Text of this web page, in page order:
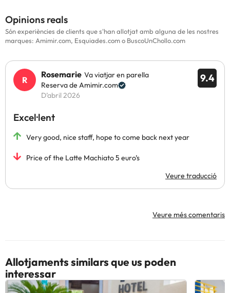
Opinions reals
Són experiències de clients que s'han allotjat amb alguna de les nostres
marques: Amimir.com, Esquiades.com o BuscoUnChollo.com
9.4
Rosemarie Va viatjar en parella
Reserva de Amimir.com
D’abril 2026
Excel·lent
Very good, nice staff, hope to come back next year
Price of the Latte Machiato 5 euro’s
Veure traducció
Veure més comentaris
Allotjaments similars que us poden
interessar